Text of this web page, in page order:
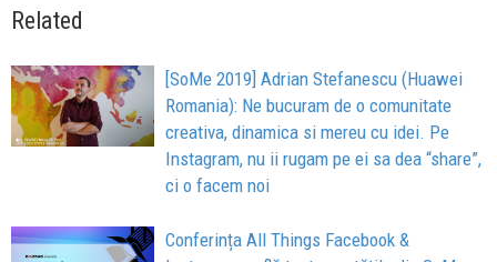
Related
[SoMe 2019] Adrian Stefanescu (Huawei
Romania): Ne bucuram de o comunitate
creativa, dinamica si mereu cu idei. Pe
Instagram, nu ii rugam pe ei sa dea “share”,
ci o facem noi
Conferința All Things Facebook &